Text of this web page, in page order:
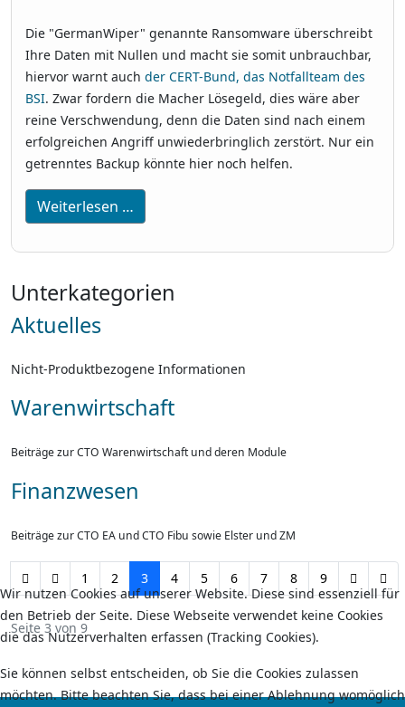
Die "GermanWiper" genannte Ransomware überschreibt
Ihre Daten mit Nullen und macht sie somit unbrauchbar,
hiervor warnt auch der CERT-Bund, das Notfallteam des
BSI. Zwar fordern die Macher Lösegeld, dies wäre aber
reine Verschwendung, denn die Daten sind nach einem
erfolgreichen Angriff unwiederbringlich zerstört. Nur ein
getrenntes Backup könnte hier noch helfen.
Weiterlesen …
Unterkategorien
Aktuelles
Nicht-Produktbezogene Informationen
Warenwirtschaft
Beiträge zur CTO Warenwirtschaft und deren Module
Finanzwesen
Beiträge zur CTO EA und CTO Fibu sowie Elster und ZM
1 2 3 4 5 6 7 8 9
Seite 3 von 9
Wir nutzen Cookies auf unserer Website. Diese sind essenziell für
den Betrieb der Seite. Diese Webseite verwendet keine Cookies
die das Nutzerverhalten erfassen (Tracking Cookies).
Sie können selbst entscheiden, ob Sie die Cookies zulassen
möchten. Bitte beachten Sie, dass bei einer Ablehnung womöglich